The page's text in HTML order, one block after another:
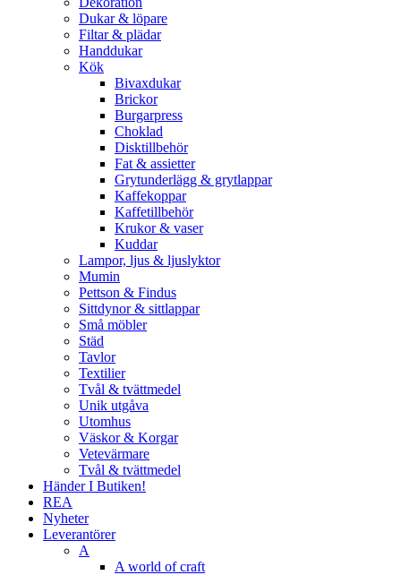
Dukar & löpare
Filtar & plädar
Handdukar
Kök
Bivaxdukar
Brickor
Burgarpress
Choklad
Disktillbehör
Fat & assietter
Grytunderlägg & grytlappar
Kaffekoppar
Kaffetillbehör
Krukor & vaser
Kuddar
Lampor, ljus & ljuslyktor
Mumin
Pettson & Findus
Sittdynor & sittlappar
Små möbler
Städ
Tavlor
Textilier
Tvål & tvättmedel
Unik utgåva
Utomhus
Väskor & Korgar
Vetevärmare
Tvål & tvättmedel
Händer I Butiken!
REA
Nyheter
Leverantörer
A
A world of craft